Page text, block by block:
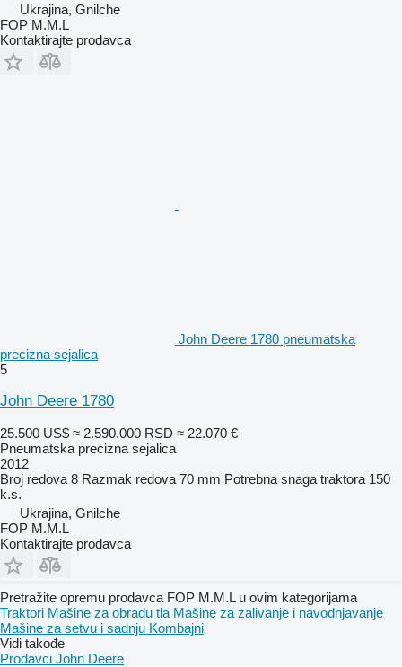
Ukrajina, Gnilche
FOP M.M.L
Kontaktirajte prodavca
John Deere 1780 pneumatska
precizna sejalica
5
John Deere 1780
25.500 US$ ≈ 2.590.000 RSD ≈ 22.070 €
Pneumatska precizna sejalica
2012
Broj redova 8 Razmak redova 70 mm Potrebna snaga traktora 150
k.s.
Ukrajina, Gnilche
FOP M.M.L
Kontaktirajte prodavca
Pretražite opremu prodavca FOP M.M.L u ovim kategorijama
Traktori Mašine za obradu tla Mašine za zalivanje i navodnjavanje
Mašinе za setvu i sadnju Kombajni
Vidi takođe
Prodavci John Deere